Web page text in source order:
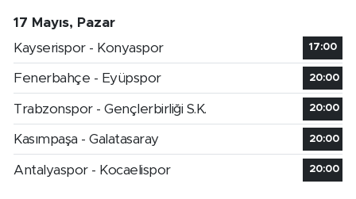
17 Mayıs, Pazar
Kayserispor - Konyaspor
17:00
Fenerbahçe - Eyüpspor 20:00
Trabzonspor - Gençlerbirliği S.K. 20:00
Kasımpaşa - Galatasaray 20:00
Antalyaspor - Kocaelispor 20:00